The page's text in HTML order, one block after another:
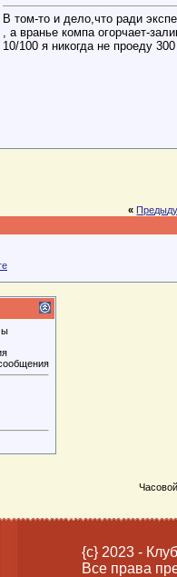
В том-то и дело,что ради
, а вранье компа огорчает-
10/100 я никогда не проеду
«
{c} 2023 -
Все права